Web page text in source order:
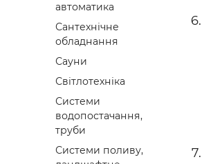
автоматика
Сантехнічне
обладнання
Сауни
Світлотехніка
Системи
водопостачання,
труби
Системи поливу,